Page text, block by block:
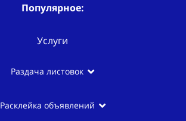
Популярное:
Услуги
Раздача листовок
Расклейка объявлений